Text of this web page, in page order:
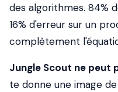
des algorithmes. 84%
16% d'erreur sur un
complètement
Jungle Scout ne peut
te donne une image